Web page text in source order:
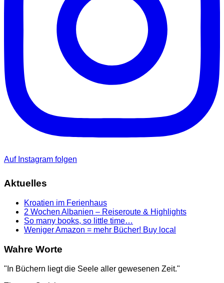
Auf Instagram folgen
Aktuelles
Kroatien im Ferienhaus
2 Wochen Albanien – Reiseroute & Highlights
So many books, so little time…
Weniger Amazon = mehr Bücher! Buy local
Wahre Worte
"In Büchern liegt die Seele aller gewesenen Zeit."